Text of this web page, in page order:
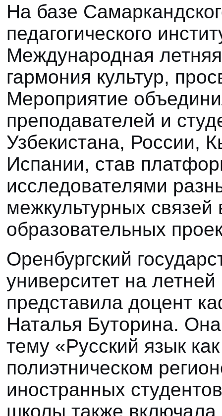
На базе
педагогического
Международная
гармония культур,
Мероприятие
преподавателей и
Узбекистана, России,
Испании, став
исследователями
межкультурных связей
образовательных
Оренбургский
университет на
представила доцент
Наталья Буторина.
тему «Русский язык
полиэтническом
иностранных
школы также включала